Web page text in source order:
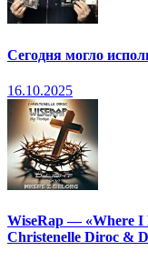
Сегодня могло
16.10.2025
WiseRap — «Where I
Christenelle Diroc &